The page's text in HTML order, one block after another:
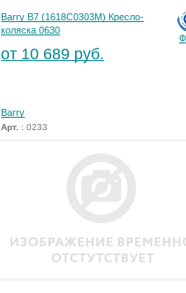
Barry B7 (1618C0303M) Кресло-
коляска 0630
от 10 689 руб.
Barry
Арт. : 0233